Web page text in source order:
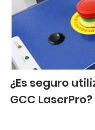
¿Es seguro
GCC LaserPro?